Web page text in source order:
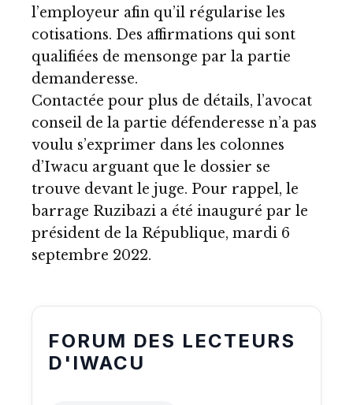
l’employeur afin qu’il régularise les
cotisations. Des affirmations qui sont
qualifiées de mensonge par la partie
demanderesse.
Contactée pour plus de détails, l’avocat
conseil de la partie défenderesse n’a pas
voulu s’exprimer dans les colonnes
d’Iwacu arguant que le dossier se
trouve devant le juge. Pour rappel, le
barrage Ruzibazi a été inauguré par le
président de la République, mardi 6
septembre 2022.
FORUM DES LECTEURS
D'IWACU